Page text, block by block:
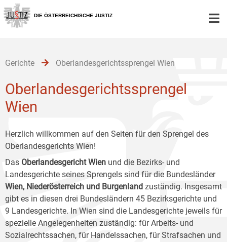
Zur
Hauptnavigation
[1]
Zum
Inhalt
[2]
Zum
Untermenü
[3]
DIE ÖSTERREICHISCHE JUSTIZ
Gerichte Oberlandesgerichtssprengel Wien
Oberlandesgerichtssprengel
Wien
Herzlich willkommen auf den Seiten für den Sprengel des
Oberlandesgerichts Wien!
Das Oberlandesgericht Wien und die Bezirks- und
Landesgerichte seines Sprengels sind für die Bundesländer
Wien, Niederösterreich und Burgenland zuständig. Insgesamt
gibt es in diesen drei Bundesländern 45 Bezirksgerichte und
9 Landesgerichte. In Wien sind die Landesgerichte jeweils für
spezielle Angelegenheiten zuständig: für Arbeits- und
Sozialrechtssachen, für Handelssachen, für Strafsachen und